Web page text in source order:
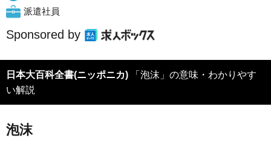
派遣社員
Sponsored by
日本大百科全書(ニッポニカ)
い解説
泡沫